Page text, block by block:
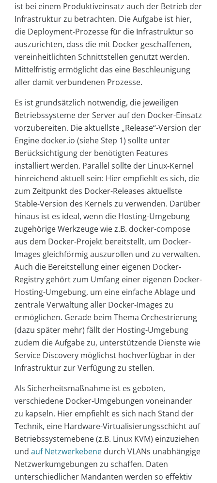
ist bei einem Produktiveinsatz auch der Betrieb der
Infrastruktur zu betrachten. Die Aufgabe ist hier,
die Deployment-Prozesse für die Infrastruktur so
auszurichten, dass die mit Docker geschaffenen,
vereinheitlichten Schnittstellen genutzt werden.
Mittelfristig ermöglicht das eine Beschleunigung
aller damit verbundenen Prozesse.
Es ist grundsätzlich notwendig, die jeweiligen
Betriebssysteme der Server auf den Docker-Einsatz
vorzubereiten. Die aktuellste „Release“-Version der
Engine docker.io (siehe Step 1) sollte unter
Berücksichtigung der benötigten Features
installiert werden. Parallel sollte der Linux-Kernel
hinreichend aktuell sein: Hier empfiehlt es sich, die
zum Zeitpunkt des Docker-Releases aktuellste
Stable-Version des Kernels zu verwenden. Darüber
hinaus ist es ideal, wenn die Hosting-Umgebung
zugehörige Werkzeuge wie z.B. docker-compose
aus dem Docker-Projekt bereitstellt, um Docker-
Images gleichförmig auszurollen und zu verwalten.
Auch die Bereitstellung einer eigenen Docker-
Registry gehört zum Umfang einer eigenen Docker-
Hosting-Umgebung, um eine einfache Ablage und
zentrale Verwaltung aller Docker-Images zu
ermöglichen. Gerade beim Thema Orchestrierung
(dazu später mehr) fällt der Hosting-Umgebung
zudem die Aufgabe zu, unterstützende Dienste wie
Service Discovery möglichst hochverfügbar in der
Infrastruktur zur Verfügung zu stellen.
Als Sicherheitsmaßnahme ist es geboten,
verschiedene Docker-Umgebungen voneinander
zu kapseln. Hier empfiehlt es sich nach Stand der
Technik, eine Hardware-Virtualisierungsschicht auf
Betriebssystemebene (z.B. Linux KVM) einzuziehen
und auf Netzwerkebene durch VLANs unabhängige
Netzwerkumgebungen zu schaffen. Daten
unterschiedlicher Mandanten werden so effektiv